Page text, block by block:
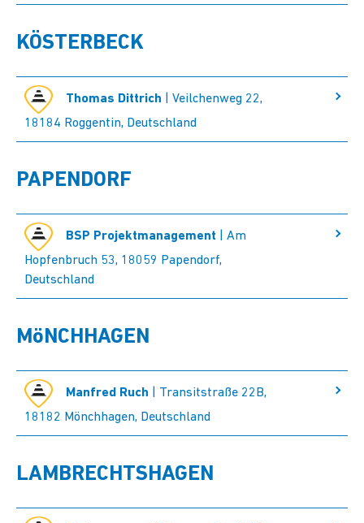
KÖSTERBECK
Thomas Dittrich | Veilchenweg 22,
18184 Roggentin, Deutschland
PAPENDORF
BSP Projektmanagement | Am
Hopfenbruch 53, 18059 Papendorf,
Deutschland
MöNCHHAGEN
Manfred Ruch | Transitstraße 22B,
18182 Mönchhagen, Deutschland
LAMBRECHTSHAGEN